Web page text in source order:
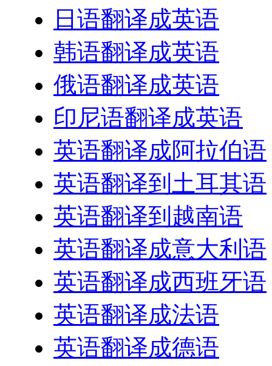
日语翻译成英语
韩语翻译成英语
俄语翻译成英语
印尼语翻译成英语
英语翻译成阿拉伯语
英语翻译到土耳其语
英语翻译到越南语
英语翻译成意大利语
英语翻译成西班牙语
英语翻译成法语
英语翻译成德语